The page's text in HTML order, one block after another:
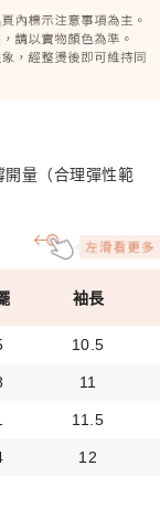
量（合理彈性範
袖長
10.5
11
11.5
12